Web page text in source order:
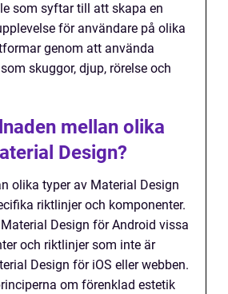
som syftar till att skapa en
för användare på olika
genom att använda
skuggor, djup, rörelse och
mellan olika
Design?
olika typer av Material Design
riktlinjer och komponenter.
Design för Android vissa
och riktlinjer som inte är
Design för iOS eller webben.
om förenklad estetik